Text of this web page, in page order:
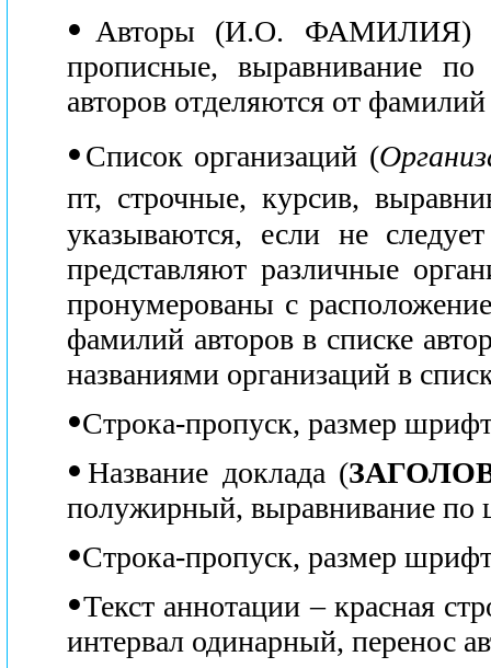
● Авторы (И.О. ФАМИЛИЯ)
прописные, выравнивание
авторов отделяются от
● Список организаций (
пт, строчные, курсив,
указываются, если не
представляют различные
пронумерованы с
фамилий авторов в списке
названиями организаций в
●Строка-пропуск, размер
●Название доклада (
полужирный, выравнивание по
●Строка-пропуск, размер
●Текст аннотации – красная
интервал одинарный, перенос